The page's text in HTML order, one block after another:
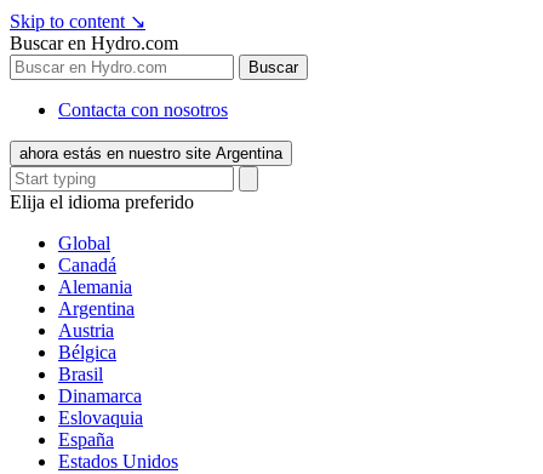
Skip to content ↘
Buscar en Hydro.com
Buscar
Contacta con nosotros
ahora estás en nuestro site Argentina
Elija el idioma preferido
Global
Canadá
Alemania
Argentina
Austria
Bélgica
Brasil
Dinamarca
Eslovaquia
España
Estados Unidos